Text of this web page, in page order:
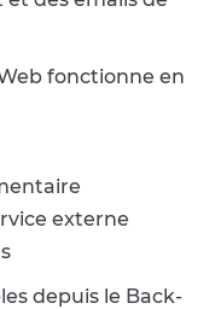
fonctionne en
externe
depuis le Back-